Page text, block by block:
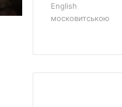
English
московитською